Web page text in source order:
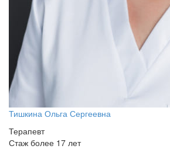
Тишкина Ольга Сергеевна
Терапевт
Стаж более 17 лет